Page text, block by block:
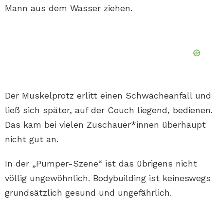
Mann aus dem Wasser ziehen.
Der Muskelprotz erlitt einen Schwächeanfall und
ließ sich später, auf der Couch liegend, bedienen.
Das kam bei vielen Zuschauer*innen überhaupt
nicht gut an.
In der „Pumper-Szene“ ist das übrigens nicht
völlig ungewöhnlich. Bodybuilding ist keineswegs
grundsätzlich gesund und ungefährlich.